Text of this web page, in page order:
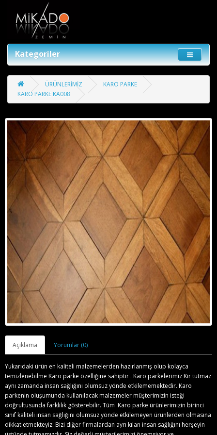
Kategoriler
ÜRÜNLERİMİZ
KARO PARKE
KARO PARKE KA008
Açıklama Yorumlar (0)
Yukarıdaki ürün en kaliteli malzemelerden hazırlanmış olup kolayca
temizlenebilme Karo parke özelliğine sahiptir . Karo parkelerimiz Kir tutmaz
aynı zamanda insan sağlığını olumsuz yönde etkilememektedir. Karo
parkenin oluşumunda kullanılacak malzemeler müşterimizin isteği
doğrultusunda farklılık gösterebilir. Tüm Karo parke ürünlerimizin birinci
sınıf kaliteli insan sağlığını olumsuz yönde etkilemeyen ürünlerden olmasına
dikkat etmekteyiz. Bizi diğer firmalardan ayrı kılan insan sağlığını herşeyin